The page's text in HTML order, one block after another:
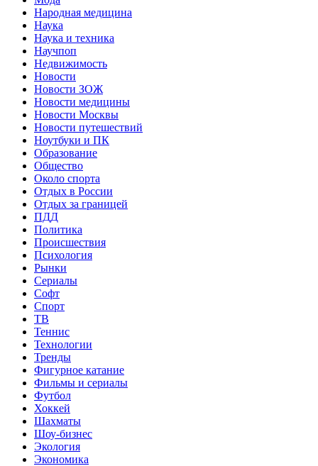
Народная медицина
Наука
Наука и техника
Научпоп
Недвижимость
Новости
Новости ЗОЖ
Новости медицины
Новости Москвы
Новости путешествий
Ноутбуки и ПК
Образование
Общество
Около спорта
Отдых в России
Отдых за границей
ПДД
Политика
Происшествия
Психология
Рынки
Сериалы
Софт
Спорт
ТВ
Теннис
Технологии
Тренды
Фигурное катание
Фильмы и сериалы
Футбол
Хоккей
Шахматы
Шоу-бизнес
Экология
Экономика